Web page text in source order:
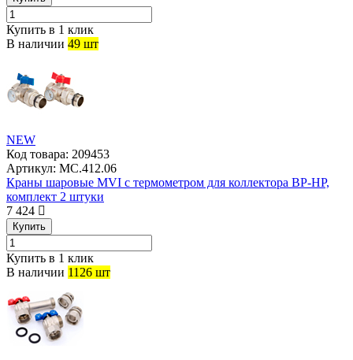
Купить в 1 клик
В наличии 49 шт
NEW
Код товара: 209453
Артикул: MC.412.06
Краны шаровые MVI с термометром для коллектора ВР-НР,
комплект 2 штуки
7 424
Купить
Купить в 1 клик
В наличии 1126 шт